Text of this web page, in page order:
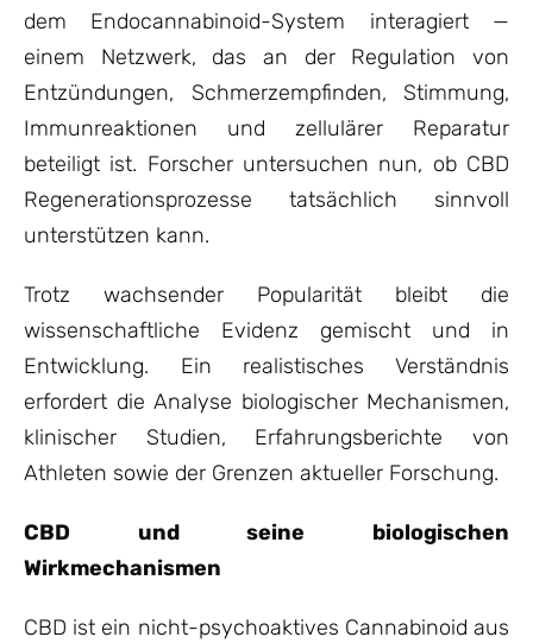
dem Endocannabinoid-System interagiert —
einem Netzwerk, das an der Regulation von
Entzündungen, Schmerzempfinden, Stimmung,
Immunreaktionen und zellulärer Reparatur
beteiligt ist. Forscher untersuchen nun, ob CBD
Regenerationsprozesse tatsächlich sinnvoll
unterstützen kann.
Trotz wachsender Popularität bleibt die
wissenschaftliche Evidenz gemischt und in
Entwicklung. Ein realistisches Verständnis
erfordert die Analyse biologischer Mechanismen,
klinischer Studien, Erfahrungsberichte von
Athleten sowie der Grenzen aktueller Forschung.
CBD und seine biologischen
Wirkmechanismen
CBD ist ein nicht-psychoaktives Cannabinoid aus